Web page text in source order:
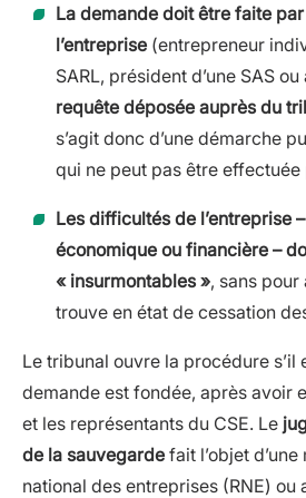
La demande doit être faite
l’entreprise (entrepreneur
SARL, président d’une SAS ou
requête déposée auprès du
s’agit donc d’une démarche
qui ne peut pas être effectuée
Les difficultés de l’entreprise
économique ou financière –
« insurmontables », sans pour
trouve en état de cessation
Le tribunal ouvre la procédure s’il
demande est fondée, après avoir
et les représentants du CSE. Le
de la sauvegarde fait l’objet
national des entreprises (RNE) ou